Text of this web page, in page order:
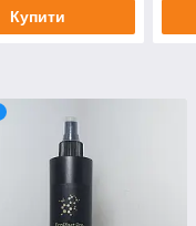
Купити